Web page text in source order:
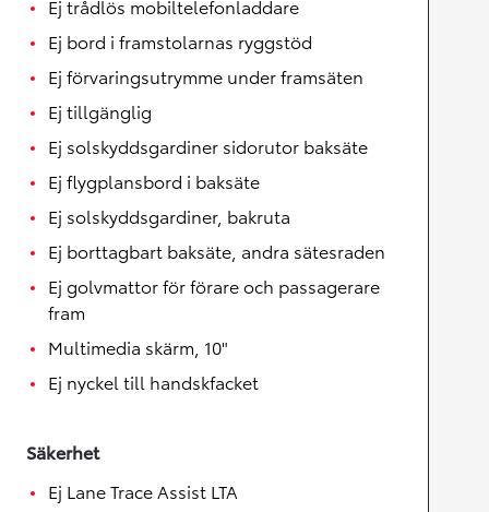
Ej trådlös mobiltelefonladdare
Ej bord i framstolarnas ryggstöd
Ej förvaringsutrymme under framsäten
Ej tillgänglig
Ej solskyddsgardiner sidorutor baksäte
Ej flygplansbord i baksäte
Ej solskyddsgardiner, bakruta
Ej borttagbart baksäte, andra sätesraden
Ej golvmattor för förare och passagerare
fram
Multimedia skärm, 10"
Ej nyckel till handskfacket
Säkerhet
Ej Lane Trace Assist LTA